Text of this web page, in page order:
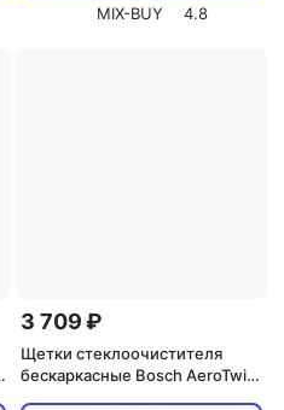
MIX-BUY
4.8
3 709 ₽
Щетки стеклоочистителя
бескаркасные Bosch AeroTwin